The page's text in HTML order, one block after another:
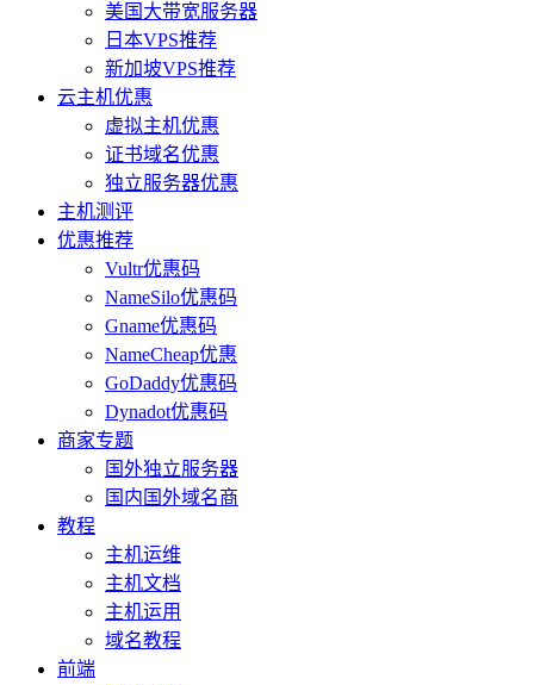
美国大带宽服务器
日本VPS推荐
新加坡VPS推荐
云主机优惠
虚拟主机优惠
证书域名优惠
独立服务器优惠
主机测评
优惠推荐
Vultr优惠码
NameSilo优惠码
Gname优惠码
NameCheap优惠
GoDaddy优惠码
Dynadot优惠码
商家专题
国外独立服务器
国内国外域名商
教程
主机运维
主机文档
主机运用
域名教程
前端